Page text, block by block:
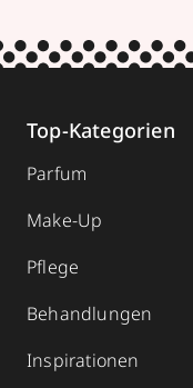
Top-Kategorien
Parfum
Make-Up
Pflege
Behandlungen
Inspirationen